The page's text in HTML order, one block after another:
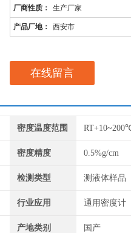
厂商性质： 生产厂家
产品厂地： 西安市
在线留言
密度温度范围
密度精度 0.5%g/cm
检测类型 测液体样品
行业应用 通用密度计
产地类别 国产